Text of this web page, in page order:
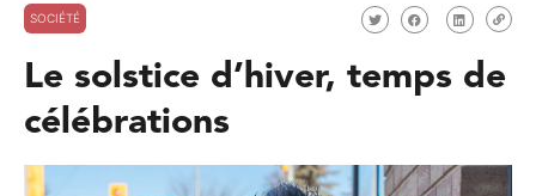
SOCIÉTÉ
Le solstice d’hiver, temps de
célébrations